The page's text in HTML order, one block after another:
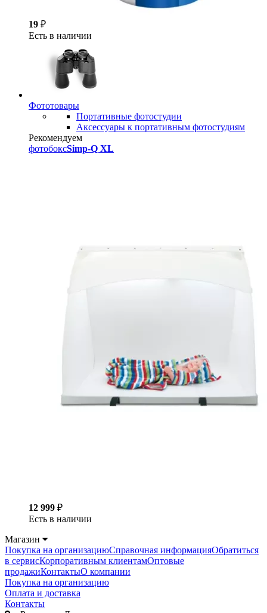
19 ₽
Есть в наличии
Фототовары
Портативные фотостудии
Аксессуары к портативным фотостудиям
Рекомендуем
фотобоксSimp-Q XL
12 999 ₽
Есть в наличии
Магазин
Покупка на организациюСправочная информацияОбратиться
в сервисКорпоративным клиентамОптовые
продажиКонтактыО компании
Покупка на организацию
Оплата и доставка
Контакты